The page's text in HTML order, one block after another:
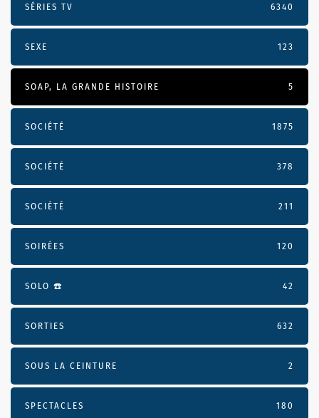
SÉRIES TV 6340
SEXE 123
SOAP, LA GRANDE HISTOIRE 5
SOCIÉTÉ 1875
SOCIÉTÉ 378
SOCIÉTÉ 211
SOIRÉES 120
SOLO ☎️ 42
SORTIES 632
SOUS LA CEINTURE 2
SPECTACLES 180